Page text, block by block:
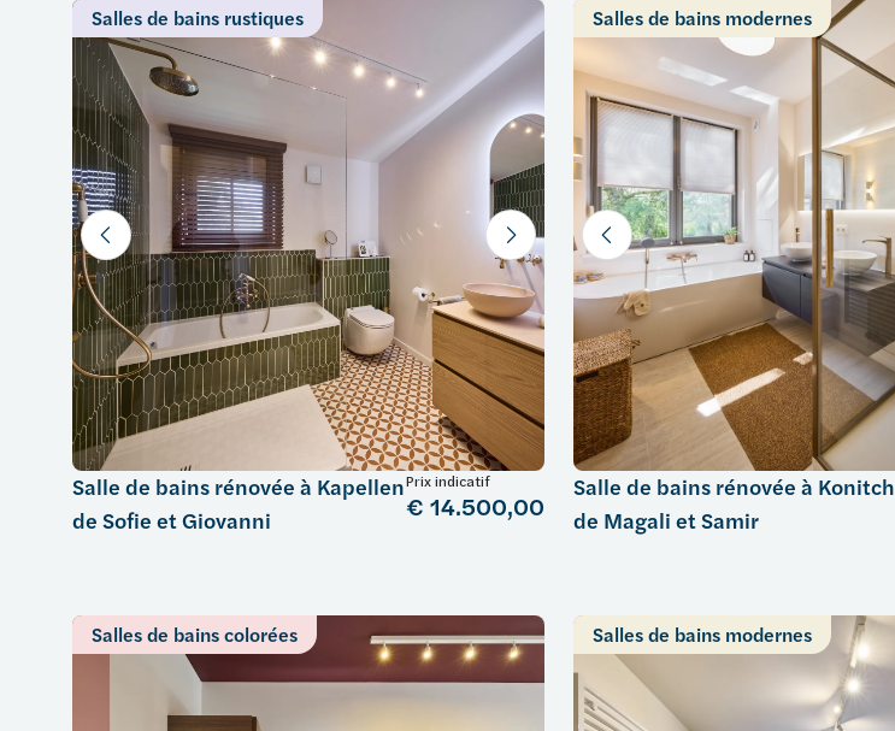
Salles de bains rustiques
Salle de bains rénovée à Kapellen
de Sofie et Giovanni
Prix indicatif
€ 14.500,00
Salles de bains modernes
Salle de bains rénovée à Konitch
de Magali et Samir
Salles de bains colorées Salles de bains modernes